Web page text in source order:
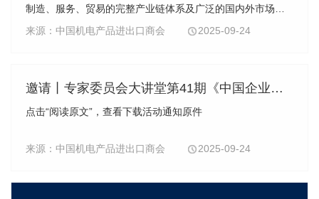
制造、服务、贸易的完整产业链体系及广泛的国内外市场布
局，已成为全国五大制冷产业基地之一。为积极响应国家“一
带一路”倡议及“双碳”目标，促进制冷装备的...
来源：中国机电产品进出口商会 2025-09-24
邀请丨专家委员会大讲堂第41期《中国企业出海的认知、洞察和实践》
点击“阅读原文”，查看下载活动通知原件
来源：中国机电产品进出口商会 2025-09-24